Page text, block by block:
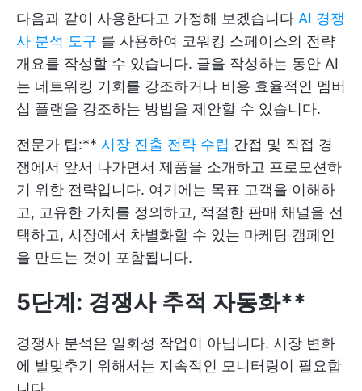
다음과 같이 사용한다고 가정해 보겠습니다 AI 경쟁
사 분석 도구 를 사용하여 코워킹 스페이스의 전략
개요를 작성할 수 있습니다. 글을 작성하는 동안 AI
는 네트워킹 기회를 강조하거나 비용 효율적인 멤버
십 플랜을 강조하는 방법을 제안할 수 있습니다.
전문가 팁:** 시장 진출 전략 수립 간접 및 직접 경
쟁에서 앞서 나가면서 제품을 소개하고 프로모션하
기 위한 전략입니다. 여기에는 목표 고객을 이해하
고, 고유한 가치를 정의하고, 적절한 판매 채널을 선
택하고, 시장에서 차별화할 수 있는 마케팅 캠페인
을 만드는 것이 포함됩니다.
5단계: 경쟁사 추적 자동화**
경쟁사 분석은 일회성 작업이 아닙니다. 시장 변화
에 발맞추기 위해서는 지속적인 모니터링이 필요합